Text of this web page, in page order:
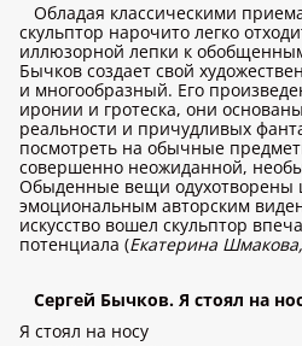
Обладая классическими
скульптор нарочито легко
иллюзорной лепки к
Бычков создает свой
и многообразный. Его
иронии и гротеска, они
реальности и причудливых
посмотреть на обычные
совершенно неожиданной,
Обыденные вещи одухотворены
эмоциональным авторским
искусство вошел скульптор
потенциала (Екатерина
Сергей Бычков. Я стоял на
Я стоял на носу